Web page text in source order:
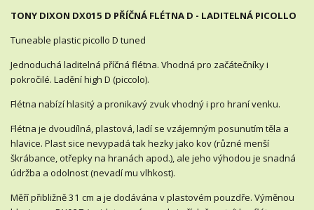
TONY DIXON DX015 D PŘÍČNÁ FLÉTNA D - LADITELNÁ PICOLLO
Tuneable plastic picollo D tuned
Jednoduchá laditelná příčná flétna. Vhodná pro začátečníky i
pokročilé. Ladění high D (piccolo).
Flétna nabízí hlasitý a pronikavý zvuk vhodný i pro hraní venku.
Flétna je dvoudílná, plastová, ladí se vzájemným posunutím těla a
hlavice. Plast sice nevypadá tak hezky jako kov (různé menší
škrábance, otřepky na hranách apod.), ale jeho výhodou je snadná
údržba a odolnost (nevadí mu vlhkost).
Měří přibližně 31 cm a je dodávána v plastovém pouzdře. Výměnou